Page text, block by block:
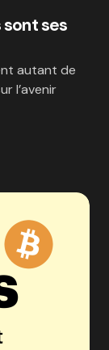
sont ses
autant de
l’avenir